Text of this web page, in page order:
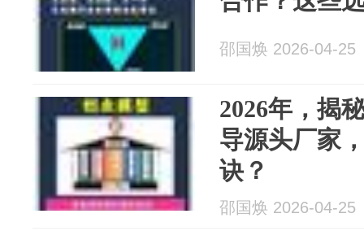
邵国焕 2026-04-25
2026年，揭
导源头厂家
诀？
邵国焕 2026-04-25